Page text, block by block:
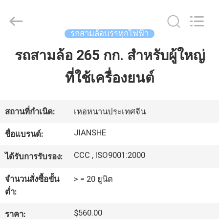
บ้าน
เกี่ยว
กับ
เรา
ทัวร์
Tricycle
Motorcycle
Reserved.
รถสามล้อบรรทุกไฟฟ้า
รถสามล้อ 265 กก. สำหรับผู้ใหญ่
ที่ใช้เครื่องยนต์
สถานที่กำเนิด: เหอหนานประเทศจีน
ชื่อแบรนด์: JIANSHE
ได้รับการรับรอง: CCC , ISO9001:2000
จำนวนสั่งซื้อขั้น
ต่ำ:
> = 20 ยูนิต
ราคา: $560.00